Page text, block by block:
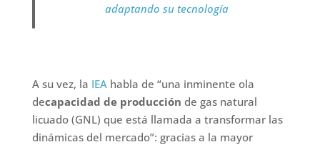
adaptando su tecnología
A su vez, la IEA habla de “una inminente ola
decapacidad de producción de gas natural
licuado (GNL) que está llamada a transformar las
dinámicas del mercado”: gracias a la mayor